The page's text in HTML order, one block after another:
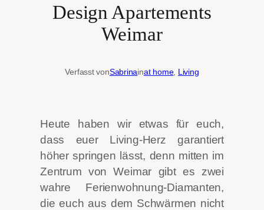
Design Apartements
Weimar
Verfasst vonSabrinainat home, Living
Heute haben wir etwas für euch,
dass euer Living-Herz garantiert
höher springen lässt, denn mitten im
Zentrum von Weimar gibt es zwei
wahre Ferienwohnung-Diamanten,
die euch aus dem Schwärmen nicht